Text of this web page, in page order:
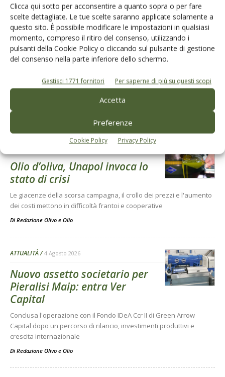
Clicca qui sotto per acconsentire a quanto sopra o per fare
scelte dettagliate. Le tue scelte saranno applicate solamente a
questo sito. È possibile modificare le impostazioni in qualsiasi
momento, compreso il ritiro del consenso, utilizzando i
pulsanti della Cookie Policy o cliccando sul pulsante di gestione
del consenso nella parte inferiore dello schermo.
Gestisci 1771 fornitori Per saperne di più su questi scopi
Accetta
Preferenze
Cookie Policy Privacy Policy
I consigli di Terra e Vita agli agricoltori
Cerca adesso
4 Agosto 2026
Olio d’oliva, Unapol invoca lo
stato di crisi
Le giacenze della scorsa campagna, il crollo dei prezzi e l'aumento
dei costi mettono in difficoltà frantoi e cooperative
Di Redazione Olivo e Olio
ATTUALITÀ 4 Agosto 2026
Nuovo assetto societario per
Pieralisi Maip: entra Ver
Capital
Conclusa l'operazione con il Fondo IDeA Ccr II di Green Arrow
Capital dopo un percorso di rilancio, investimenti produttivi e
crescita internazionale
Di Redazione Olivo e Olio